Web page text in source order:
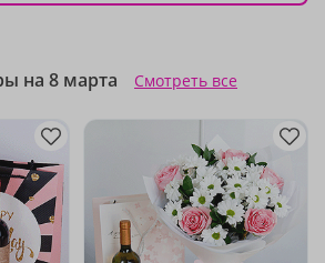
на 8 марта Смотреть все